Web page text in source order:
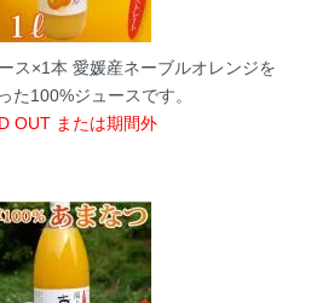
ス×1本 愛媛産ネーブルオレンジを
た100%ジュースです。
OUT または期間外